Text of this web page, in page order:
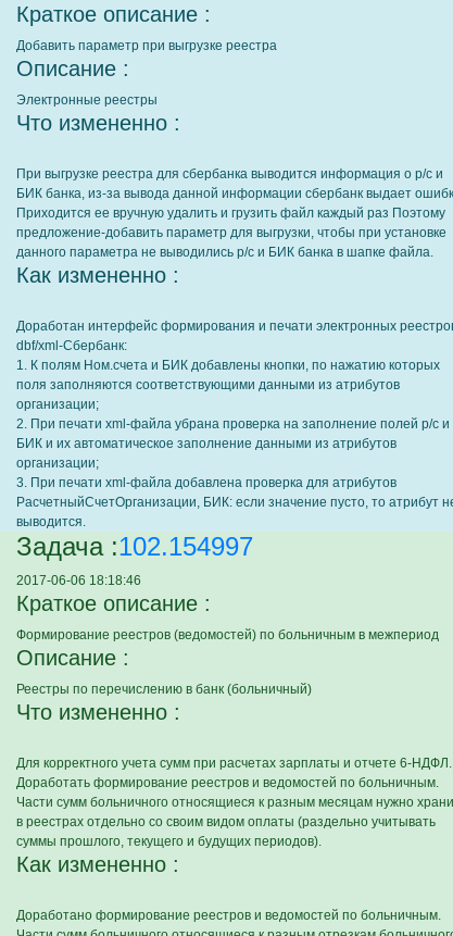
Краткое описание :
Добавить параметр при выгрузке реестра
Описание :
Электронные реестры
Что измененно :
При выгрузке реестра для сбербанка выводится информация о р/с и
БИК банка, из-за вывода данной информации сбербанк выдает
Приходится ее вручную удалить и грузить файл каждый раз Поэтому
предложение-добавить параметр для выгрузки, чтобы при установке
данного параметра не выводились р/с и БИК банка в шапке файла.
Как измененно :
Доработан интерфейс формирования и печати электронных
dbf/xml-Сбербанк:
1. К полям Ном.счета и БИК добавлены кнопки, по нажатию которых
поля заполняются соответствующими данными из атрибутов
организации;
2. При печати xml-файла убрана проверка на заполнение полей р/с и
БИК и их автоматическое заполнение данными из атрибутов
организации;
3. При печати xml-файла добавлена проверка для атрибутов
РасчетныйСчетОрганизации, БИК: если значение пусто, то атрибут
выводится.
Задача :102.154997
2017-06-06 18:18:46
Краткое описание :
Формирование реестров (ведомостей) по больничным в межпериод
Описание :
Реестры по перечислению в банк (больничный)
Что измененно :
Для корректного учета сумм при расчетах зарплаты и отчете 6-НДФЛ.
Доработать формирование реестров и ведомостей по больничным.
Части сумм больничного относящиеся к разным месяцам нужно
в реестрах отдельно со своим видом оплаты (раздельно учитывать
суммы прошлого, текущего и будущих периодов).
Как измененно :
Доработано формирование реестров и ведомостей по больничным.